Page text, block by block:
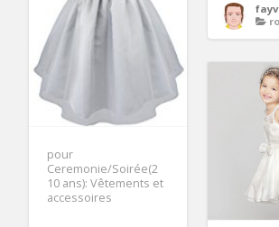
pour
Ceremonie/Soirée(2
10 ans): Vêtements et
accessoires